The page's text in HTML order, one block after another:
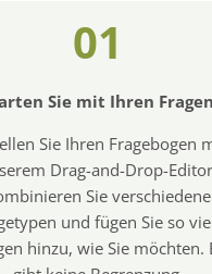
01
Sie mit Ihren Fragen
Sie Ihren Fragebogen
Drag-and-Drop-
Sie verschiedene
und fügen Sie so
hinzu, wie Sie möchten.